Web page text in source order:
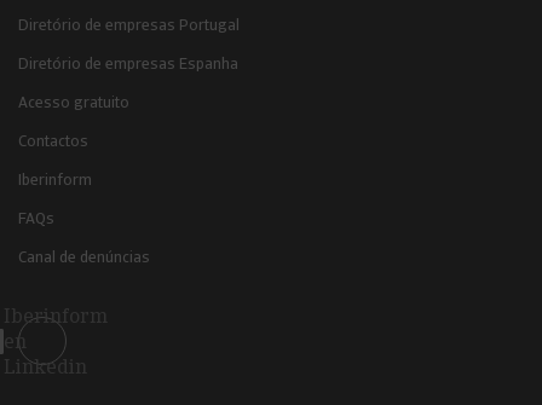
Diretório de empresas Portugal
Diretório de empresas Espanha
Acesso gratuito
Contactos
Iberinform
FAQs
Canal de denúncias
Iberinform
en
Linkedin